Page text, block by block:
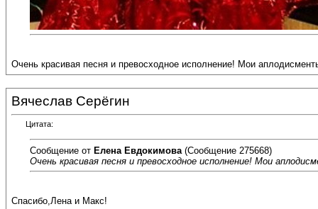
Очень красивая песня и превосходное исполнение! Мои
Вячеслав Серёгин
Цитата:
Сообщение от Елена Евдокимова (Сообщение 275668)
Очень красивая песня и превосходное исполнение! Мои
Спасибо,Лена и Макс!